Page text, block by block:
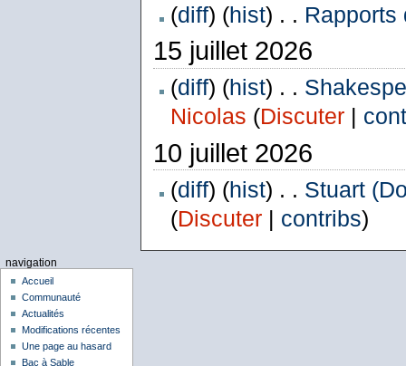
(diff) (hist) . . Rapports
15 juillet 2026
(diff) (hist) . .
Nicolas (Discuter|
10 juillet 2026
(diff) (hist) . . Stuart
(Discuter| contribs)
navigation
Accueil
Communauté
Actualités
Modifications récentes
Une page au hasard
Bac à Sable